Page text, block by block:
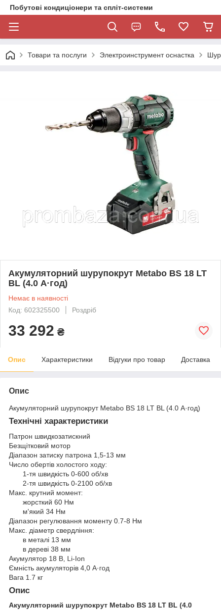
Побутові кондиціонери та спліт-системи
Товари та послуги Электроинструмент оснастка
Акумуляторний шурупокрут Metabo BS 18 LT
BL (4.0 А·год)
Немає в наявності
Код: 602325500
Роздріб
33 292 ₴
Опис Характеристики Відгуки про товар Доставка
Опис
Акумуляторний шурупокрут Metabo BS 18 LT BL (4.0 А·год)
Технічні характеристики
Патрон швидкозатискний
Безщітковий мотор
Діапазон затиску патрона 1,5-13 мм
Число обертів холостого ходу:
1-тя швидкість 0-600 об/хв
2-тя швидкість 0-2100 об/хв
Макс. крутний момент:
жорсткий 60 Нм
м'який 34 Нм
Діапазон регулювання моменту 0.7-8 Нм
Макс. діаметр свердління:
в металі 13 мм
в дереві 38 мм
Акумулятор 18 В, Li-Ion
Ємність акумуляторів 4,0 А·год
Вага 1.7 кг
Опис
Акумуляторний шурупокрут Metabo BS 18 LT BL (4.0